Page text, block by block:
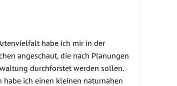
habe ich mir in der
angeschaut, die nach Planungen
durchforstet werden sollen.
habe ich einen kleinen naturnahen